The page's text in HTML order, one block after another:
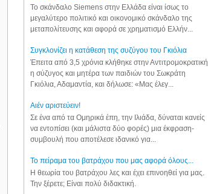
Το σκάνδαλο Siemens στην Ελλάδα είναι ίσως το
μεγαλύτερο πολιτικό και οικονομικό σκάνδαλο της
μεταπολίτευσης και αφορά σε χρηματισμό Ελλήν...
Συγκλονίζει η κατάθεση της συζύγου του Γκιόλια
Έπειτα από 3,5 χρόνια κλήθηκε στην Αντιτρομοκρατική
η σύζυγος και μητέρα των παιδιών του Σωκράτη
Γκιόλια, Αδαμαντία, και δήλωσε: «Μας έλεγ...
Aιέν αριστεύειν!
Σε ένα από τα Ομηρικά έπη, την Ιλιάδα, δύναται κανείς
να εντοπίσει (και μάλιστα δύο φορές) μια έκφραση-
συμβουλή που αποτέλεσε ιδανικό για...
Το πείραμα του βατράχου που μας αφορά όλους...
Η θεωρία του βατράχου λες και έχει επινοηθεί για μας.
Την ξέρετε; Είναι πολύ διδακτική.